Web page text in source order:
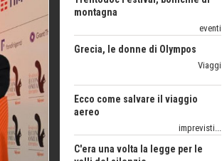
Ecco come salvare il viaggio
C'era una volta la legge per le
valli del silenzio
Idee per il futuro
Torre dell'Orso, mare di Puglia